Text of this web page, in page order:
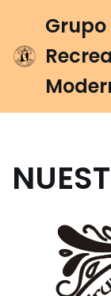
Saltar
al
contenido
Grupo